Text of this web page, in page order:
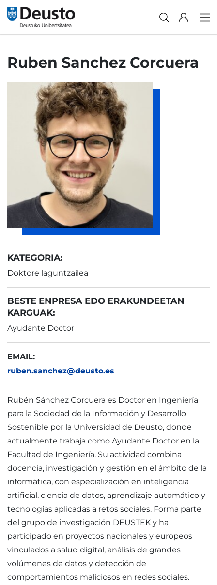
Ruben Sanchez Corcuera
KATEGORIA:
Doktore laguntzailea
BESTE ENPRESA EDO ERAKUNDEETAN
KARGUAK:
Ayudante Doctor
EMAIL:
ruben.sanchez@deusto.es
Rubén Sánchez Corcuera es Doctor en Ingeniería
para la Sociedad de la Información y Desarrollo
Sostenible por la Universidad de Deusto, donde
actualmente trabaja como Ayudante Doctor en la
Facultad de Ingeniería. Su actividad combina
docencia, investigación y gestión en el ámbito de la
informática, con especialización en inteligencia
artificial, ciencia de datos, aprendizaje automático y
tecnologías aplicadas a retos sociales. Forma parte
del grupo de investigación DEUSTEK y ha
participado en proyectos nacionales y europeos
vinculados a salud digital, análisis de grandes
volúmenes de datos y detección de
comportamientos maliciosos en redes sociales.